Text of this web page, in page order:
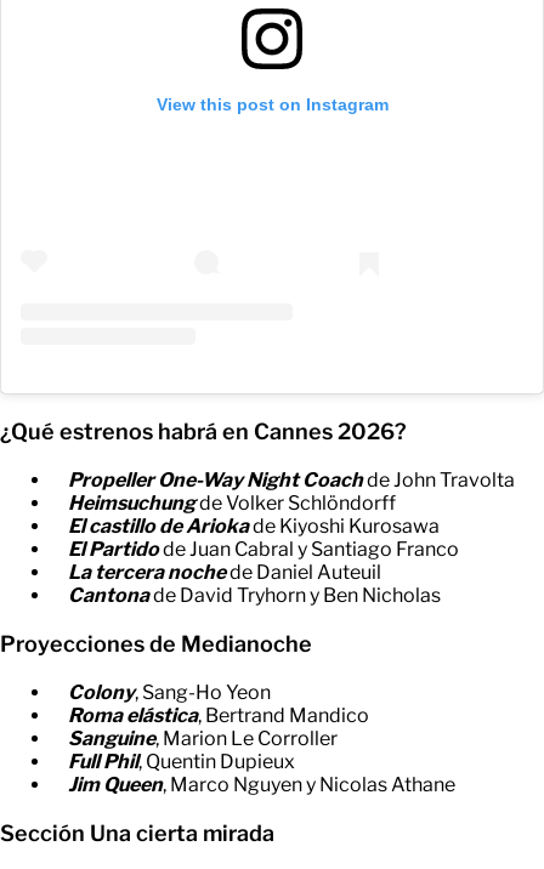
View this post on Instagram
¿Qué estrenos habrá en Cannes 2026?
Propeller One-Way Night Coachde John Travolta
Heimsuchungde Volker Schlöndorff
El castillo de Ariokade Kiyoshi Kurosawa
El Partidode Juan Cabral y Santiago Franco
La tercera nochede Daniel Auteuil
Cantonade David Tryhorn y Ben Nicholas
Proyecciones de Medianoche
Colony, Sang-Ho Yeon
Roma elástica, Bertrand Mandico
Sanguine, Marion Le Corroller
Full Phil, Quentin Dupieux
Jim Queen, Marco Nguyen y Nicolas Athane
Sección Una cierta mirada